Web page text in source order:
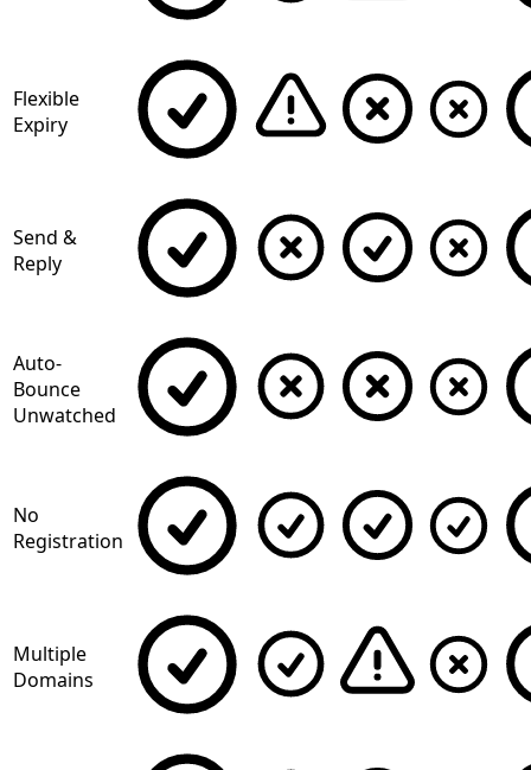
Flexible
Expiry
Send &
Reply
Auto-
Bounce
Unwatched
No
Registration
Multiple
Domains